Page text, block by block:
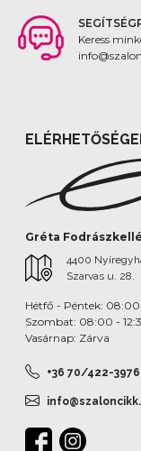
Keress
Gréta
4400
Szarvas u. 28.
Hétfő - Péntek: 08:00
Szombat: 08:00 -
Vasárnap: Zárva
+36 70/422-3976